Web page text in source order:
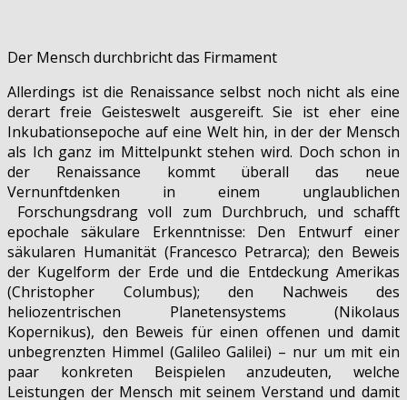
Der Mensch durchbricht das Firmament
Allerdings ist die Renaissance selbst noch nicht als eine
derart freie Geisteswelt ausgereift. Sie ist eher eine
Inkubationsepoche auf eine Welt hin, in der der Mensch
als Ich ganz im Mittelpunkt stehen wird. Doch schon in
der Renaissance kommt überall das neue
Vernunftdenken in einem unglaublichen
Forschungsdrang voll zum Durchbruch, und schafft
epochale säkulare Erkenntnisse: Den Entwurf einer
säkularen Humanität (Francesco Petrarca); den Beweis
der Kugelform der Erde und die Entdeckung Amerikas
(Christopher Columbus); den Nachweis des
heliozentrischen Planetensystems (Nikolaus
Kopernikus), den Beweis für einen offenen und damit
unbegrenzten Himmel (Galileo Galilei) – nur um mit ein
paar konkreten Beispielen anzudeuten, welche
Leistungen der Mensch mit seinem Verstand und damit